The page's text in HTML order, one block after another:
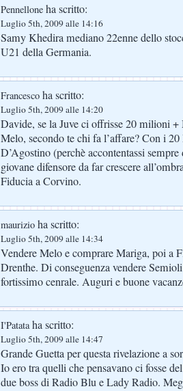
Pennellone ha scritto:
Luglio 5th, 2009 alle 14:16
Samy Khedira mediano 22enne dello
U21 della Germania.
Francesco ha scritto:
Luglio 5th, 2009 alle 14:20
Davide, se la Juve ci offrisse 20 milioni
Melo, secondo te chi fa l’affare? Con i
D’Agostino (perchè accontentassi
giovane difensore da far crescere
Fiducia a Corvino.
maurizio ha scritto:
Luglio 5th, 2009 alle 14:34
Vendere Melo e comprare Mariga, poi a
Drenthe. Di conseguenza vendere
fortissimo cenrale. Auguri e buone
I'Patataha scritto:
Luglio 5th, 2009 alle 14:47
Grande Guetta per questa rivelazione a
Io ero tra quelli che pensavano ci fosse
due boss di Radio Blu e Lady Radio.